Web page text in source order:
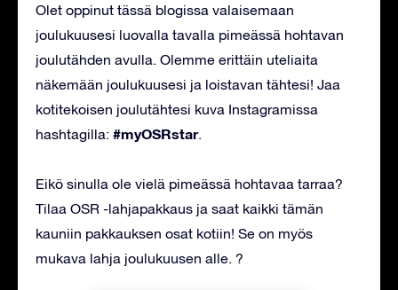
Olet oppinut tässä blogissa valaisemaan
joulukuusesi luovalla tavalla pimeässä hohtavan
joulutähden avulla. Olemme erittäin uteliaita
näkemään joulukuusesi ja loistavan tähtesi! Jaa
kotitekoisen joulutähtesi kuva Instagramissa
hashtagilla: #myOSRstar.
Eikö sinulla ole vielä pimeässä hohtavaa tarraa?
Tilaa OSR -lahjapakkaus ja saat kaikki tämän
kauniin pakkauksen osat kotiin! Se on myös
mukava lahja joulukuusen alle. ?